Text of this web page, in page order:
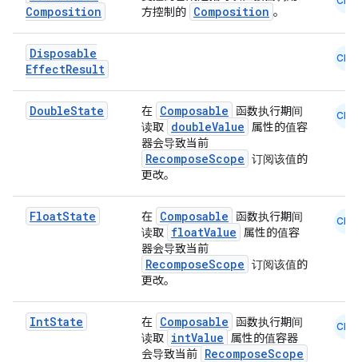
Composition
方控制的 Composition 。
Disposable
EffectResult
CMN
DoubleState 在 Composable 函数执行期间
读取 doubleValue 属性的值容
器会导致当前
RecomposeScope 订阅该值的
更改。
CMN
FloatState 在 Composable 函数执行期间
读取 floatValue 属性的值容
器会导致当前
RecomposeScope 订阅该值的
更改。
CMN
IntState 在 Composable 函数执行期间
读取 intValue 属性的值容器
会导致当前 RecomposeScope
CMN